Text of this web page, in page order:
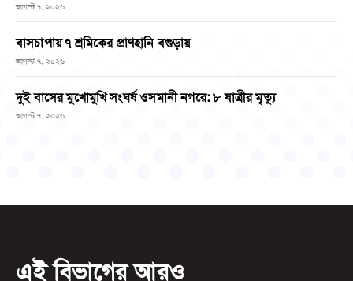
আগস্ট ৭, ২০২৬
বাসচাপায় ৭ শ্রমিকের প্রাণহানি বগুড়ায়
আগস্ট ৭, ২০২৬
দুই বাসের মুখোমুখি সংঘর্ষ ওসমানী নগরে: ৮ যাত্রীর মৃত্যু
আগস্ট ৭, ২০২৬
এই বিভাগের আরও